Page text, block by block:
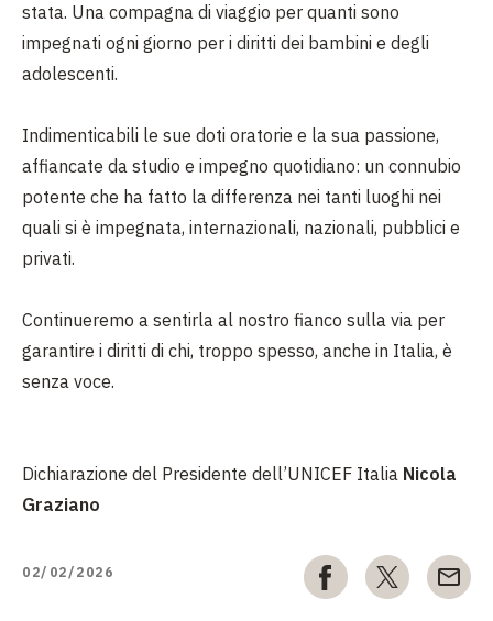
stata. Una compagna di viaggio per quanti sono
impegnati ogni giorno per i diritti dei bambini e degli
adolescenti.
Indimenticabili le sue doti oratorie e la sua passione,
affiancate da studio e impegno quotidiano: un connubio
potente che ha fatto la differenza nei tanti luoghi nei
quali si è impegnata, internazionali, nazionali, pubblici e
privati.
Continueremo a sentirla al nostro fianco sulla via per
garantire i diritti di chi, troppo spesso, anche in Italia, è
senza voce.
Dichiarazione del Presidente dell’UNICEF Italia Nicola
Graziano
02/02/2026